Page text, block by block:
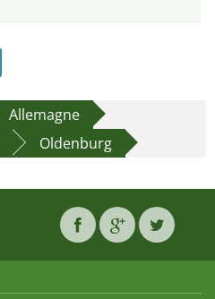
Allemagne
Oldenburg